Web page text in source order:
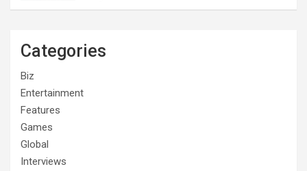
Categories
Biz
Entertainment
Features
Games
Global
Interviews